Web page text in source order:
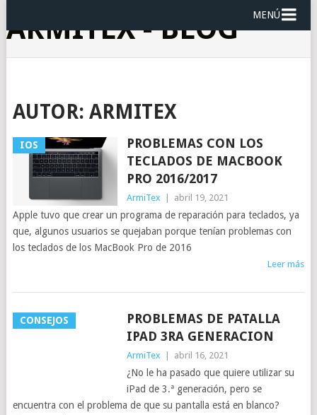
ARMITEX - BLOG MENÚ
AUTOR: ARMITEX
IOS
PROBLEMAS CON LOS
TECLADOS DE MACBOOK
PRO 2016/2017
ArmiTex abril 19, 2021
Apple tuvo que crear un programa de reparación para teclados, ya
que, algunos usuarios se quejaban porque tenían problemas con
los teclados de los MacBook Pro de 2016
Leer más
CONSEJOS
PROBLEMAS DE PATALLA
IPAD 3RA GENERACION
ArmiTex abril 16, 2021
¿No le ha pasado que quiere utilizar su
iPad de 3.ª generación, pero se
encuentra con el problema de que su pantalla está en blanco?